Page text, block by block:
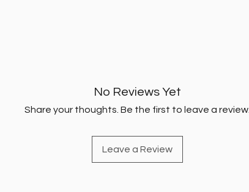
No Reviews Yet
Share your thoughts. Be the first to leave a review.
Leave a Review